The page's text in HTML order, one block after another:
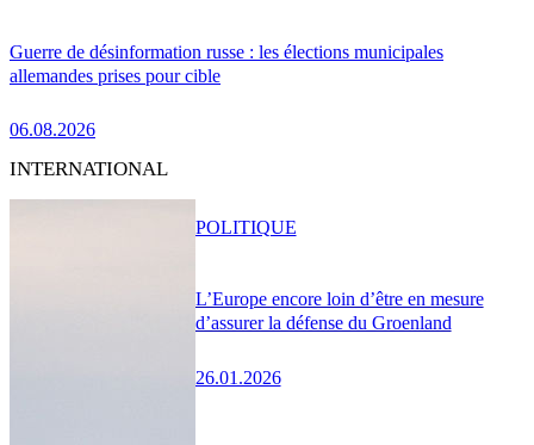
Guerre de désinformation russe : les élections municipales
allemandes prises pour cible
06.08.2026
INTERNATIONAL
L’Europe encore loin d’être en mesure
d’assurer la défense du Groenland
26.01.2026
POLITIQUE